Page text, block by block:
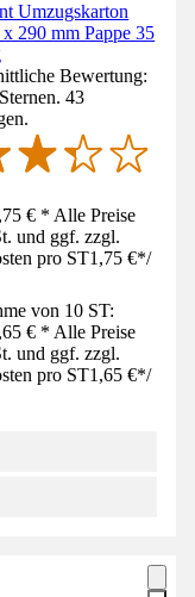
Umzugskarton
290 mm Pappe 35
Bewertung:
43
€ * Alle Preise
und ggf. zzgl.
pro ST1,75 €*/
von 10 ST:
€ * Alle Preise
und ggf. zzgl.
pro ST1,65 €*/